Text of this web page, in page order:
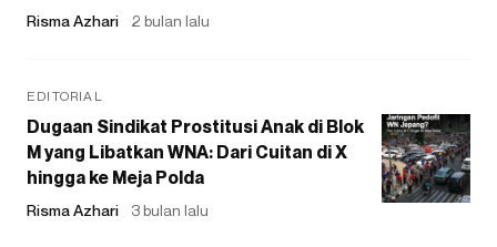
Risma Azhari 2 bulan lalu
EDITORIAL
Dugaan Sindikat Prostitusi Anak di Blok
M yang Libatkan WNA: Dari Cuitan di X
hingga ke Meja Polda
Risma Azhari 3 bulan lalu